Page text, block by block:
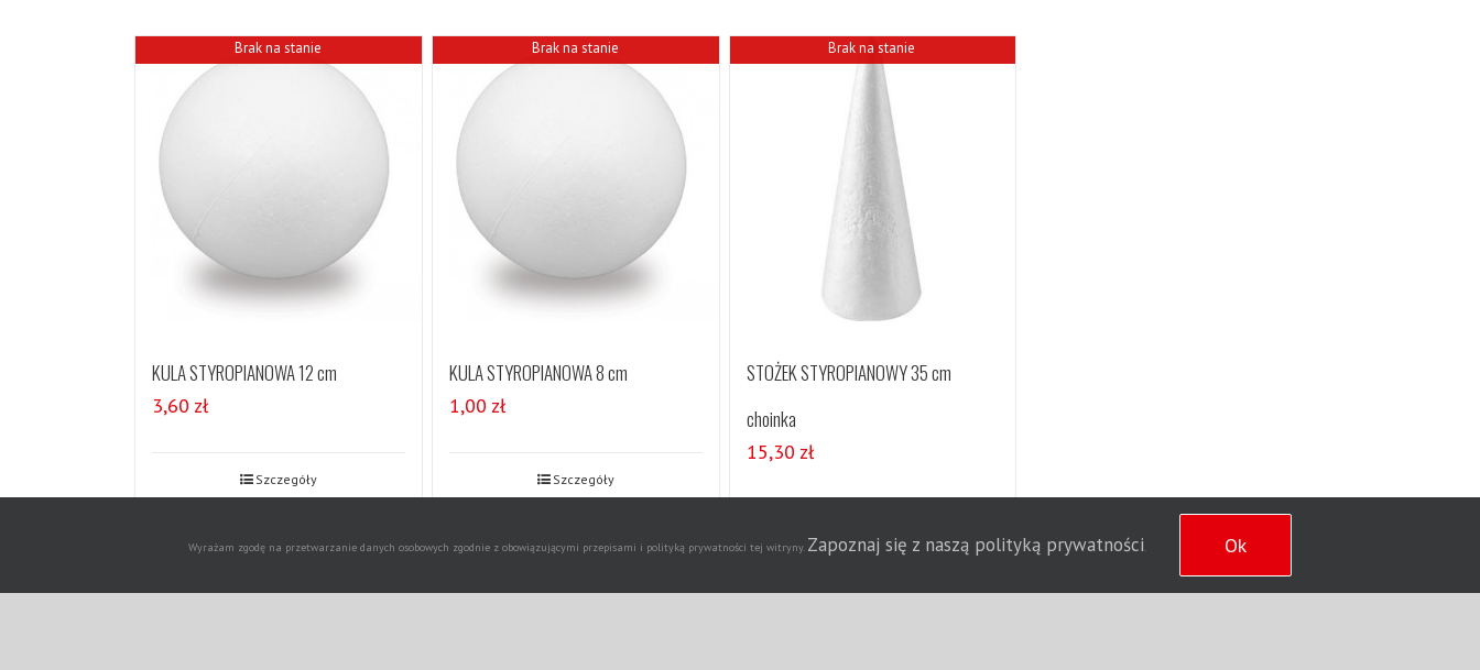
Brak na stanie
KULA STYROPIANOWA 12 cm
3,60 zł
Szczegóły
Brak na stanie
KULA STYROPIANOWA 8 cm
1,00 zł
Szczegóły
Brak na stanie
STOŻEK STYROPIANOWY 35 cm
choinka
15,30 zł
Wyrażam zgodę na przetwarzanie danych osobowych zgodnie z obowiązującymi przepisami i polityką prywatności tej witryny. Zapoznaj się z naszą polityką prywatności. Ok